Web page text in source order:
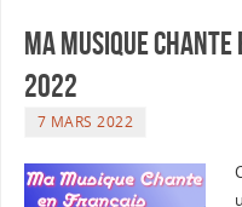
Ma musique chante
2022
7 MARS 2022